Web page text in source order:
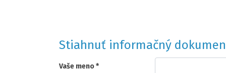
Stiahnuť informačný
Vaše meno